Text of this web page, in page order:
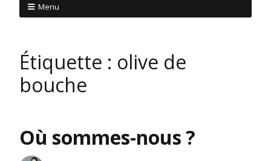
Menu
Étiquette : olive de
bouche
Où sommes-nous ?